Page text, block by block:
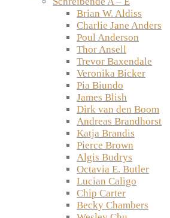
Brian W. Aldiss
Charlie Jane Anders
Poul Anderson
Thor Ansell
Trevor Baxendale
Veronika Bicker
Pia Biundo
James Blish
Dirk van den Boom
Andreas Brandhorst
Katja Brandis
Pierce Brown
Algis Budrys
Octavia E. Butler
Lucian Caligo
Chip Carter
Becky Chambers